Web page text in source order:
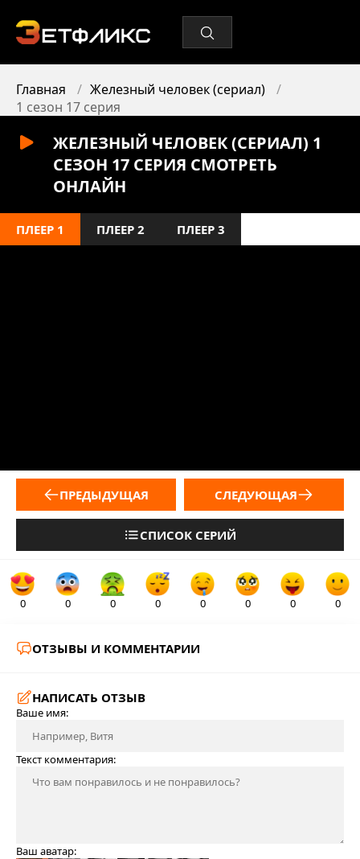
Главная
Железный человек (сериал)
1 сезон 17 серия
ЖЕЛЕЗНЫЙ ЧЕЛОВЕК (СЕРИАЛ) 1
СЕЗОН 17 СЕРИЯ СМОТРЕТЬ
ОНЛАЙН
ПЛЕЕР 1 ПЛЕЕР 2 ПЛЕЕР 3
ПРЕДЫДУЩАЯ
СПИСОК СЕРИЙ
СЛЕДУЮЩАЯ
0 0 0 0 0 0 0 0
ОТЗЫВЫ И КОММЕНТАРИИ
НАПИСАТЬ ОТЗЫВ
Ваше имя:
Текст комментария:
Ваш аватар: